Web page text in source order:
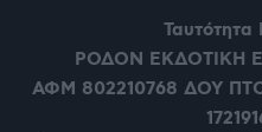
Ταυτότητα
ΡΟΔΟΝ ΕΚΔΟΤΙΚΗ
ΑΦΜ 802210768 ΔΟΥ